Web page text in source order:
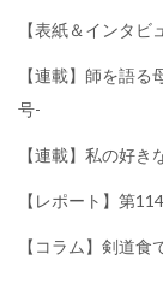
【表紙＆インタ
【連載】師を語
号-
【連載】私の好
【レポート】第
【コラム】剣道